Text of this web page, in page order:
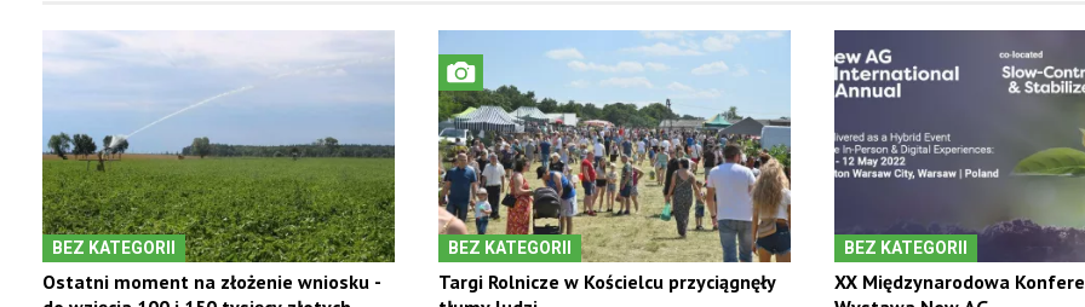
BEZ KATEGORII
Ostatni moment na złożenie wniosku -
BEZ KATEGORII
Targi Rolnicze w Kościelcu przyciągnęły
BEZ KATEGORII
XX Międzynarodowa